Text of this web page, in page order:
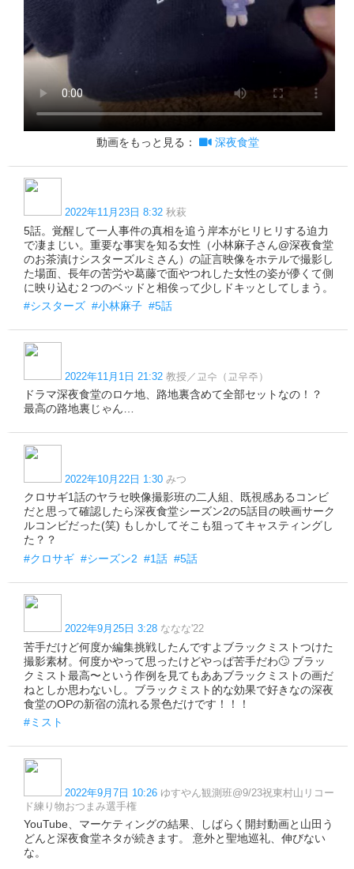
動画をもっと見る： 深夜食堂
2022年11月23日 8:32 秋萩
5話。覚醒して一人事件の真相を追う岸本がヒリヒリする迫力
で凄まじい。重要な事実を知る女性（小林麻子さん@深夜食堂
のお茶漬けシスターズルミさん）の証言映像をホテルで撮影し
た場面、長年の苦労や葛藤で面やつれした女性の姿が儚くて側
に映り込む２つのベッドと相俟って少しドキッとしてしまう。
#シスターズ #小林麻子 #5話
2022年11月1日 21:32 教授／교수（교우주）
ドラマ深夜食堂のロケ地、路地裏含めて全部セットなの！？
最高の路地裏じゃん…
2022年10月22日 1:30 みつ
クロサギ1話のヤラセ映像撮影班の二人組、既視感あるコンビ
だと思って確認したら深夜食堂シーズン2の5話目の映画サーク
ルコンビだった(笑) もしかしてそこも狙ってキャスティングし
た？？
#クロサギ #シーズン2 #1話 #5話
2022年9月25日 3:28 ななな'22
苦手だけど何度か編集挑戦したんですよブラックミストつけた
撮影素材。何度かやって思ったけどやっぱ苦手だわ🙄 ブラッ
クミスト最高〜という作例を見てもああブラックミストの画だ
ねとしか思わないし。ブラックミスト的な効果で好きなの深夜
食堂のOPの新宿の流れる景色だけです！！！
#ミスト
2022年9月7日 10:26 ゆすやん観測班@9/23祝東村山リコー
ド練り物おつまみ選手権
YouTube、マーケティングの結果、しばらく開封動画と山田う
どんと深夜食堂ネタが続きます。 意外と聖地巡礼、伸びない
な。